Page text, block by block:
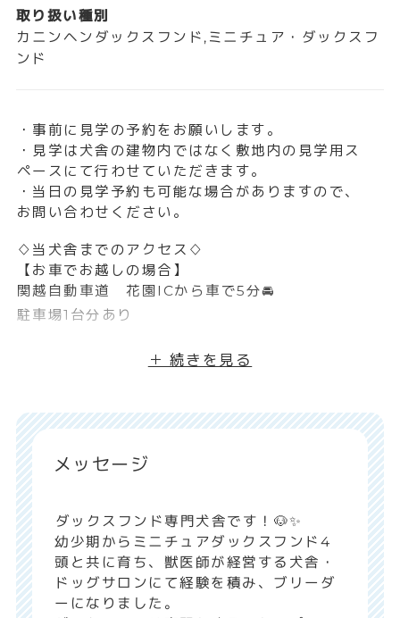
取り扱い種別
カニンヘンダックスフンド,ミニチュア・ダックスフ
ンド
＋ 続きを見る
メッセージ